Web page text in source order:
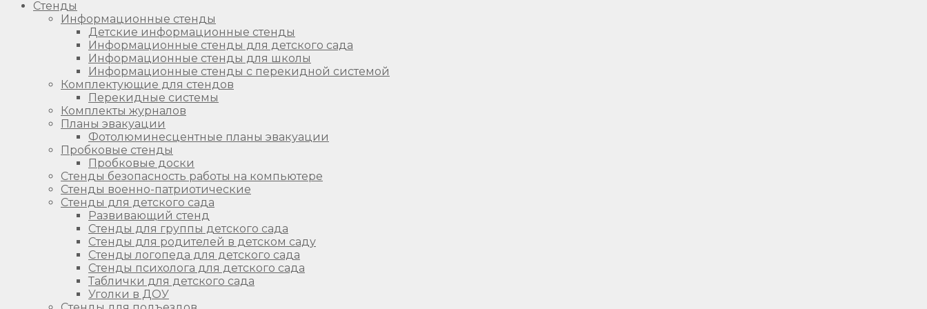
Стенды
Информационные стенды
Детские информационные стенды
Информационные стенды для детского сада
Информационные стенды для школы
Информационные стенды с перекидной системой
Комплектующие для стендов
Перекидные системы
Комплекты журналов
Планы эвакуации
Фотолюминесцентные планы эвакуации
Пробковые стенды
Пробковые доски
Стенды безопасность работы на компьютере
Стенды военно-патриотические
Стенды для детского сада
Развивающий стенд
Стенды для группы детского сада
Стенды для родителей в детском саду
Стенды логопеда для детского сада
Стенды психолога для детского сада
Таблички для детского сада
Уголки в ДОУ